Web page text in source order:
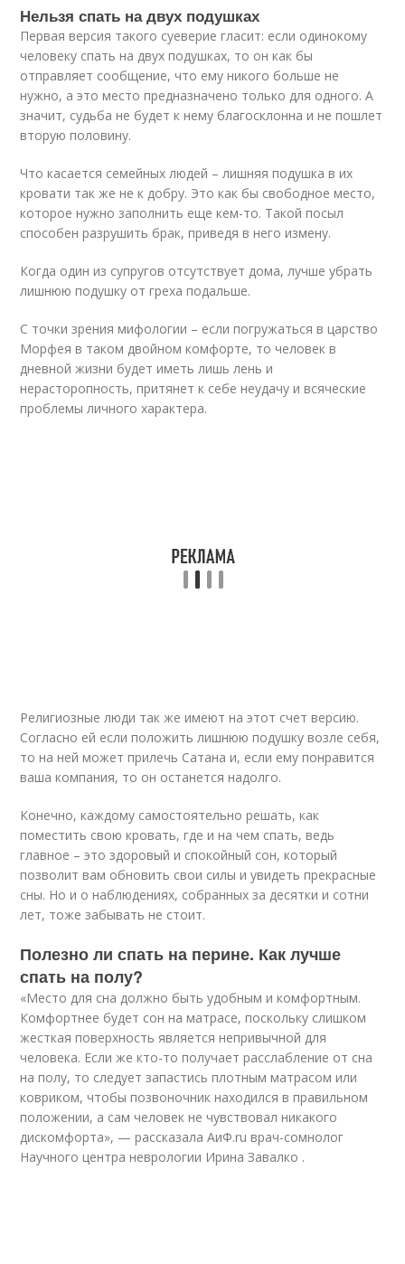
Нельзя спать на двух подушках
Первая версия такого суеверие гласит: если одинокому
человеку спать на двух подушках, то он как бы
отправляет сообщение, что ему никого больше не
нужно, а это место предназначено только для одного. А
значит, судьба не будет к нему благосклонна и не пошлет
вторую половину.
Что касается семейных людей – лишняя подушка в их
кровати так же не к добру. Это как бы свободное место,
которое нужно заполнить еще кем-то. Такой посыл
способен разрушить брак, приведя в него измену.
Когда один из супругов отсутствует дома, лучше убрать
лишнюю подушку от греха подальше.
С точки зрения мифологии – если погружаться в царство
Морфея в таком двойном комфорте, то человек в
дневной жизни будет иметь лишь лень и
нерасторопность, притянет к себе неудачу и всяческие
проблемы личного характера.
Религиозные люди так же имеют на этот счет версию.
Согласно ей если положить лишнюю подушку возле себя,
то на ней может прилечь Сатана и, если ему понравится
ваша компания, то он останется надолго.
Конечно, каждому самостоятельно решать, как
поместить свою кровать, где и на чем спать, ведь
главное – это здоровый и спокойный сон, который
позволит вам обновить свои силы и увидеть прекрасные
сны. Но и о наблюдениях, собранных за десятки и сотни
лет, тоже забывать не стоит.
Полезно ли спать на перине. Как лучше
спать на полу?
«Место для сна должно быть удобным и комфортным.
Комфортнее будет сон на матрасе, поскольку слишком
жесткая поверхность является непривычной для
человека. Если же кто-то получает расслабление от сна
на полу, то следует запастись плотным матрасом или
ковриком, чтобы позвоночник находился в правильном
положении, а сам человек не чувствовал никакого
дискомфорта», — рассказала АиФ.ru врач-сомнолог
Научного центра неврологии Ирина Завалко .